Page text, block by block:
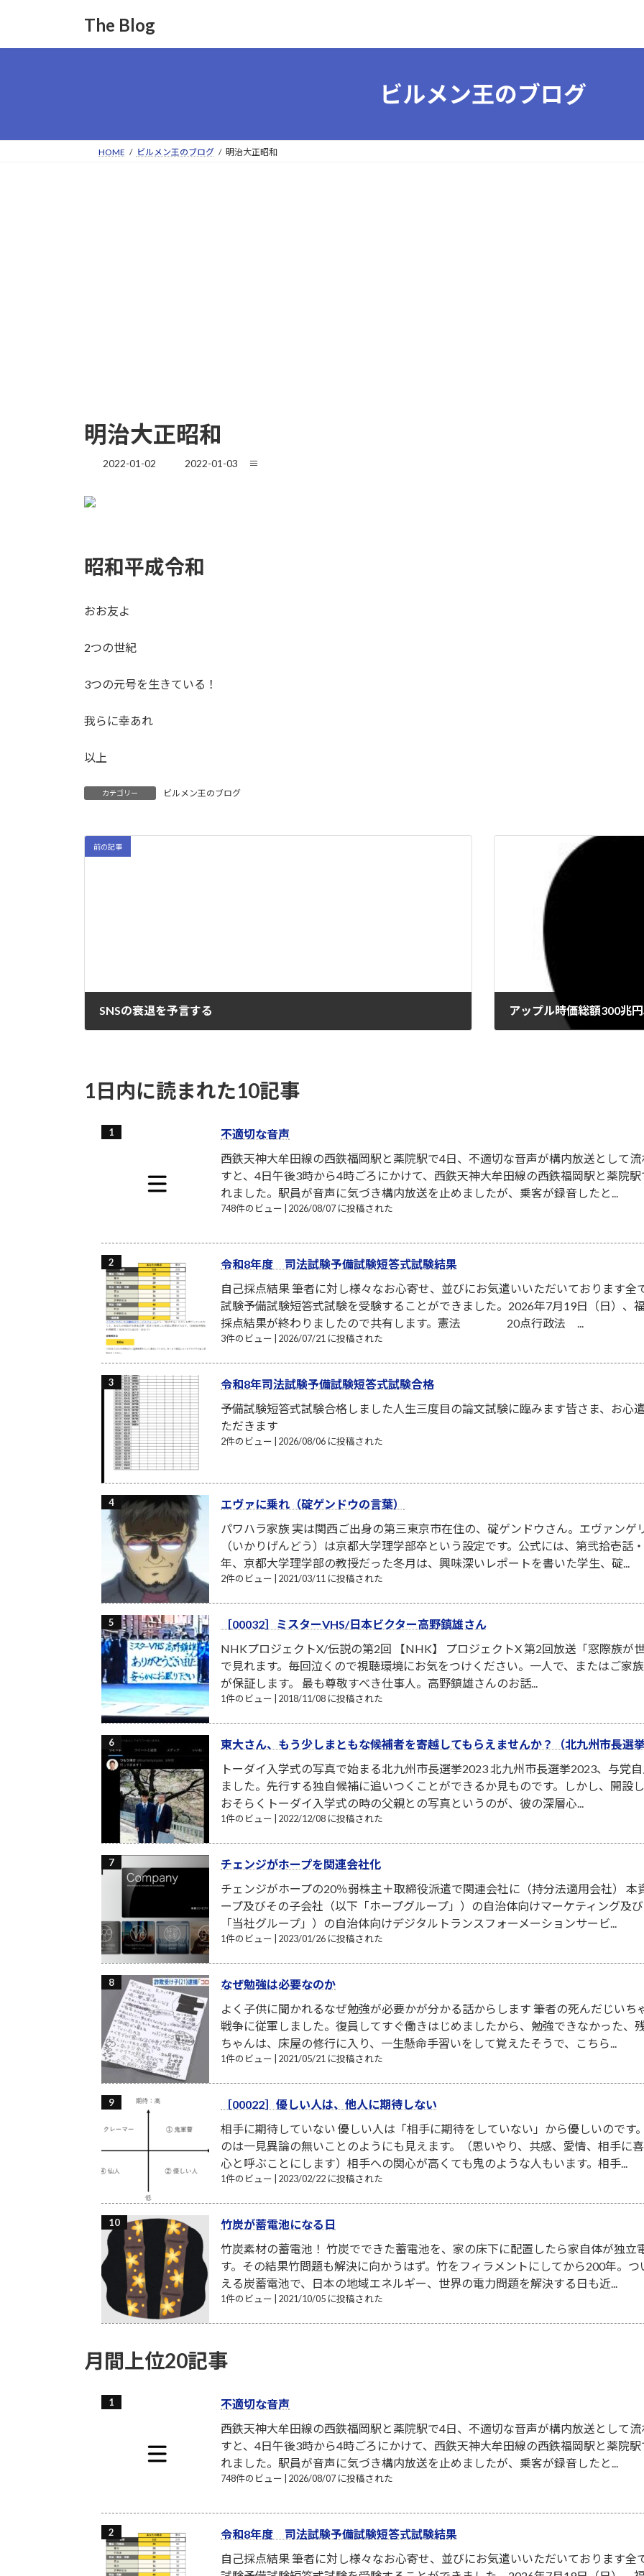
The Blog
ビルメン王のブログ
HOME ビルメン王のブログ 明治大正昭和
明治大正昭和
2022-01-02
最
2022-01-03 ≡
昭和平成令和
おお友よ
2つの世紀
3つの元号を生きている！
我らに幸あれ
以上
カテゴリー ビルメン王のブログ
前の記事
SNSの衰退を予言する アップル時価総額300兆
1日内に読まれた10記事
不適切な音声
西鉄天神大牟田線の西鉄福岡駅と薬院駅で4日、不適切な音声が構内放送として
すと、4日午後3時から4時ごろにかけて、西鉄天神大牟田線の西鉄福岡駅と薬院
れました。駅員が音声に気づき構内放送を止めましたが、乗客が録音したと...
748件のビュー 2026/08/07 に投稿された
令和8年度 司法試験予備試験短答式試験結果
自己採点結果 筆者に対し様々なお心寄せ、並びにお気遣いいただいております
試験予備試験短答式試験を受験することができました。2026年7月19日（日）、
採点結果が終わりましたので共有します。憲法 20点行政法 ...
3件のビュー 2026/07/21 に投稿された
令和8年司法試験予備試験短答式試験合格
予備試験短答式試験合格しました人生三度目の論文試験に臨みます皆さま、お心
ただきます
2件のビュー 2026/08/06 に投稿された
エヴァに乗れ（碇ゲンドウの言葉）
パワハラ家族 実は関西ご出身の第三東京市在住の、碇ゲンドウさん。エヴァン
（いかりげんどう）は京都大学理学部卒という設定です。公式には、第弐拾壱
年、京都大学理学部の教授だった冬月は、興味深いレポートを書いた学生、碇...
2件のビュー 2021/03/11 に投稿された
［00032］ミスターVHS/日本ビクター高野鎮雄さん
NHKプロジェクトX/伝説の第2回 【NHK】 プロジェクトX 第2回放送「窓際族が
で見れます。毎回泣くので視聴環境にお気をつけください。一人で、またはご家
が保証します。 最も尊敬すべき仕事人。高野鎮雄さんのお話...
1件のビュー 2018/11/08 に投稿された
東大さん、もう少しまともな候補者を寄越してもらえませんか？（北九州市長選
トーダイ入学式の写真で始まる北九州市長選挙2023 北九州市長選挙2023、与党
ました。先行する独自候補に追いつくことができるか見ものです。しかし、開設
おそらくトーダイ入学式の時の父親との写真というのが、彼の深層心...
1件のビュー 2022/12/08 に投稿された
チェンジがホープを関連会社化
チェンジがホープの20％弱株主＋取締役派遣で関連会社に（持分法適用会社）
ープ及びその子会社（以下「ホープグループ」）の自治体向けマーケティング及
「当社グループ」）の自治体向けデジタルトランスフォーメーションサービ...
1件のビュー 2023/01/26 に投稿された
なぜ勉強は必要なのか
よく子供に聞かれるなぜ勉強が必要かが分かる話からします 筆者の死んだじい
戦争に従軍しました。復員してすぐ働きはじめましたから、勉強できなかった、
ちゃんは、床屋の修行に入り、一生懸命手習いをして覚えたそうで、こちら...
1件のビュー 2021/05/21 に投稿された
［00022］優しい人は、他人に期待しない
相手に期待していない 優しい人は「相手に期待をしていない」から優しいので
のは一見異論の無いことのようにも見えます。（思いやり、共感、愛情、相手に
心と呼ぶことにします）相手への関心が高くても鬼のような人もいます。相手...
1件のビュー 2023/02/22 に投稿された
竹炭が蓄電池になる日
竹炭素材の蓄電池！ 竹炭でできた蓄電池を、家の床下に配置したら家自体が独
す。その結果竹問題も解決に向かうはず。竹をフィラメントにしてから200年。
える炭蓄電池で、日本の地域エネルギー、世界の電力問題を解決する日も近...
1件のビュー 2021/10/05 に投稿された
月間上位20記事
不適切な音声
西鉄天神大牟田線の西鉄福岡駅と薬院駅で4日、不適切な音声が構内放送として
すと、4日午後3時から4時ごろにかけて、西鉄天神大牟田線の西鉄福岡駅と薬院
れました。駅員が音声に気づき構内放送を止めましたが、乗客が録音したと...
748件のビュー 2026/08/07 に投稿された
令和8年度 司法試験予備試験短答式試験結果
自己採点結果 筆者に対し様々なお心寄せ、並びにお気遣いいただいております